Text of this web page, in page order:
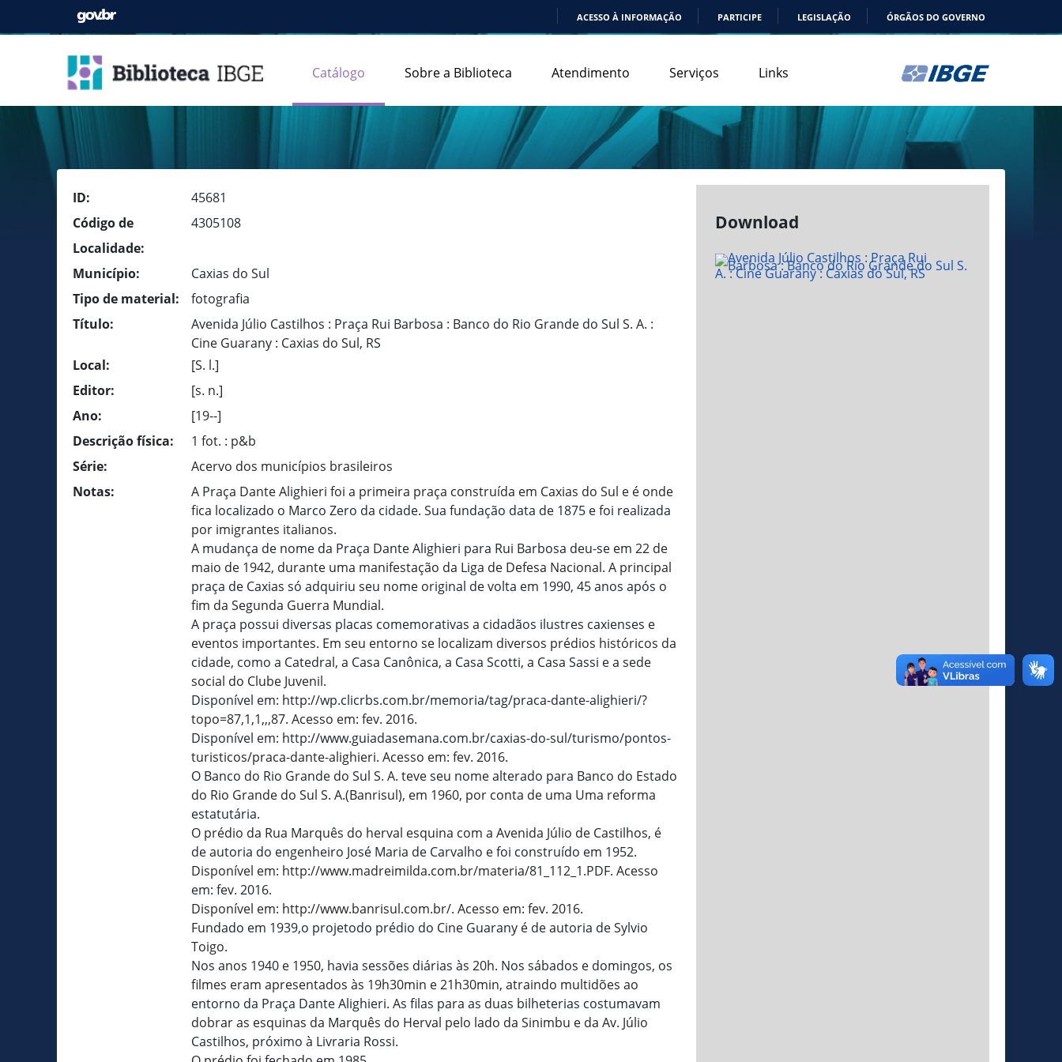
ACESSO À INFORMAÇÃO PARTICIPE LEGISLAÇÃO ÓRGÃOS DO GOVERNO
Catálogo Sobre a Biblioteca Atendimento Serviços Links
ID:
45681
Código de
Localidade:
4305108
Município:
Caxias do Sul
Tipo de material:
fotografia
Título:
Avenida Júlio Castilhos : Praça Rui Barbosa : Banco do Rio Grande do Sul S. A. :
Cine Guarany : Caxias do Sul, RS
Local:
[S. l.]
Editor:
[s. n.]
Ano:
[19--]
Descrição física:
1 fot. : p&b
Série:
Acervo dos municípios brasileiros
Notas:
A Praça Dante Alighieri foi a primeira praça construída em Caxias do Sul e é onde
fica localizado o Marco Zero da cidade. Sua fundação data de 1875 e foi realizada
por imigrantes italianos.
A mudança de nome da Praça Dante Alighieri para Rui Barbosa deu-se em 22 de
maio de 1942, durante uma manifestação da Liga de Defesa Nacional. A principal
praça de Caxias só adquiriu seu nome original de volta em 1990, 45 anos após o
fim da Segunda Guerra Mundial.
A praça possui diversas placas comemorativas a cidadãos ilustres caxienses e
eventos importantes. Em seu entorno se localizam diversos prédios históricos da
cidade, como a Catedral, a Casa Canônica, a Casa Scotti, a Casa Sassi e a sede
social do Clube Juvenil.
Disponível em: http://wp.clicrbs.com.br/memoria/tag/praca-dante-alighieri/?
topo=87,1,1,,,87. Acesso em: fev. 2016.
Disponível em: http://www.guiadasemana.com.br/caxias-do-sul/turismo/pontos-
turisticos/praca-dante-alighieri. Acesso em: fev. 2016.
O Banco do Rio Grande do Sul S. A. teve seu nome alterado para Banco do Estado
do Rio Grande do Sul S. A.(Banrisul), em 1960, por conta de uma Uma reforma
estatutária.
O prédio da Rua Marquês do herval esquina com a Avenida Júlio de Castilhos, é
de autoria do engenheiro José Maria de Carvalho e foi construído em 1952.
Disponível em: http://www.madreimilda.com.br/materia/81_112_1.PDF. Acesso
em: fev. 2016.
Disponível em: http://www.banrisul.com.br/. Acesso em: fev. 2016.
Fundado em 1939,o projetodo prédio do Cine Guarany é de autoria de Sylvio
Toigo.
Nos anos 1940 e 1950, havia sessões diárias às 20h. Nos sábados e domingos, os
filmes eram apresentados às 19h30min e 21h30min, atraindo multidões ao
entorno da Praça Dante Alighieri. As filas para as duas bilheterias costumavam
dobrar as esquinas da Marquês do Herval pelo lado da Sinimbu e da Av. Júlio
Castilhos, próximo à Livraria Rossi.
Download